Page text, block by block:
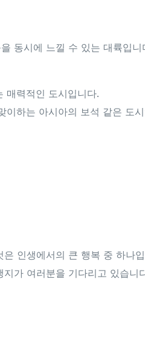
동시에 느낄 수 있는 대륙입
매력적인 도시입니다.
이하는 아시아의 보석 같은 도
인생에서의 큰 행복 중 하나
가 여러분을 기다리고 있습니